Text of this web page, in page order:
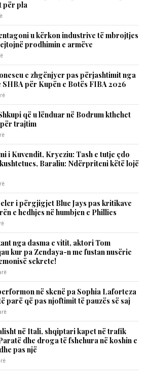
për pla
u kërkon industrive të mbrojtjes
prodhimin e armëve
e zhgënjyer pas përjashtimit nga
SHBA për Kupën e Botës FIBA 2026
që u lënduar në Bodrum kthehet
trajtim
i Kuvendit, Kryeziu: Tash e tutje çdo
Baraliu: Ndërpriteni këtë lojë
i përgjigjet Blue Jays pas kritikave
e hedhjes në humbjen e Phillies
nga dasma e vitit, aktori Tom
kur pa Zendaya-n me fustan nusërie
sekrete!
në skenë pa Sophia Laforteza
parë që pas njoftimit të pauzës së saj
në Itali, shqiptari kapet në trafik
dhe droga të fshehura në koshin e
pas një